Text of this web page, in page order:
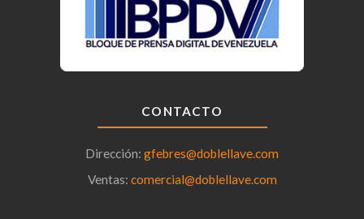
CONTACTO
Dirección: gfebres@doblellave.com
Ventas: comercial@doblellave.com